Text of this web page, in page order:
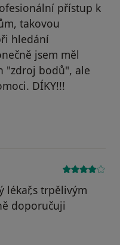
přístup k
takovou
hledání
jsem měl
"zdroj bodů", ale
DÍKY!!!
Jan
lékař,s trpělivým
doporučuji
Pacient